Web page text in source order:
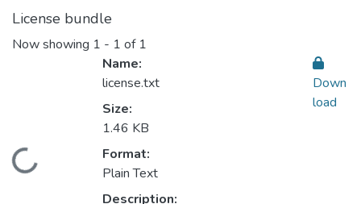
License bundle
Now showing 1 - 1 of 1
Loading...
Name:
license.txt
Size:
1.46 KB
Format:
Plain Text
Description:
Down
load